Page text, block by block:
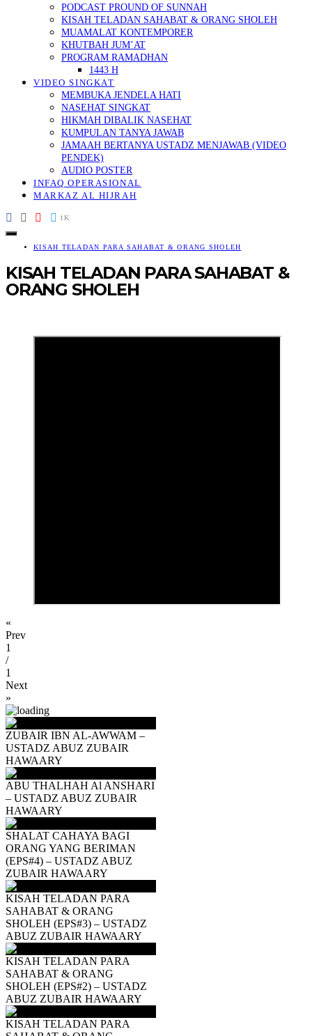
PODCAST PROUND OF SUNNAH
KISAH TELADAN SAHABAT & ORANG SHOLEH
MUAMALAT KONTEMPORER
KHUTBAH JUM’AT
PROGRAM RAMADHAN
1443 H
VIDEO SINGKAT
MEMBUKA JENDELA HATI
NASEHAT SINGKAT
HIKMAH DIBALIK NASEHAT
KUMPULAN TANYA JAWAB
JAMAAH BERTANYA USTADZ MENJAWAB (VIDEO
PENDEK)
AUDIO POSTER
INFAQ OPERASIONAL
MARKAZ AL HIJRAH
1K
KISAH TELADAN PARA SAHABAT & ORANG SHOLEH
KISAH TELADAN PARA SAHABAT &
ORANG SHOLEH
«
Prev
1
/
1
Next
»
ZUBAIR IBN AL-AWWAM –
USTADZ ABUZ ZUBAIR
HAWAARY
ABU THALHAH Al ANSHARI
– USTADZ ABUZ ZUBAIR
HAWAARY
SHALAT CAHAYA BAGI
ORANG YANG BERIMAN
(EPS#4) – USTADZ ABUZ
ZUBAIR HAWAARY
KISAH TELADAN PARA
SAHABAT & ORANG
SHOLEH (EPS#3) – USTADZ
ABUZ ZUBAIR HAWAARY
KISAH TELADAN PARA
SAHABAT & ORANG
SHOLEH (EPS#2) – USTADZ
ABUZ ZUBAIR HAWAARY
KISAH TELADAN PARA